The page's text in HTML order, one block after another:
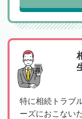
特に相続トラブ
ーズにおこない